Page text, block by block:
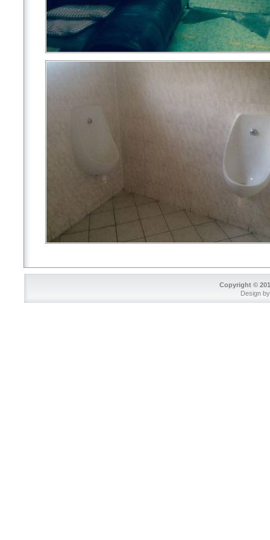
Copyright ©
Design